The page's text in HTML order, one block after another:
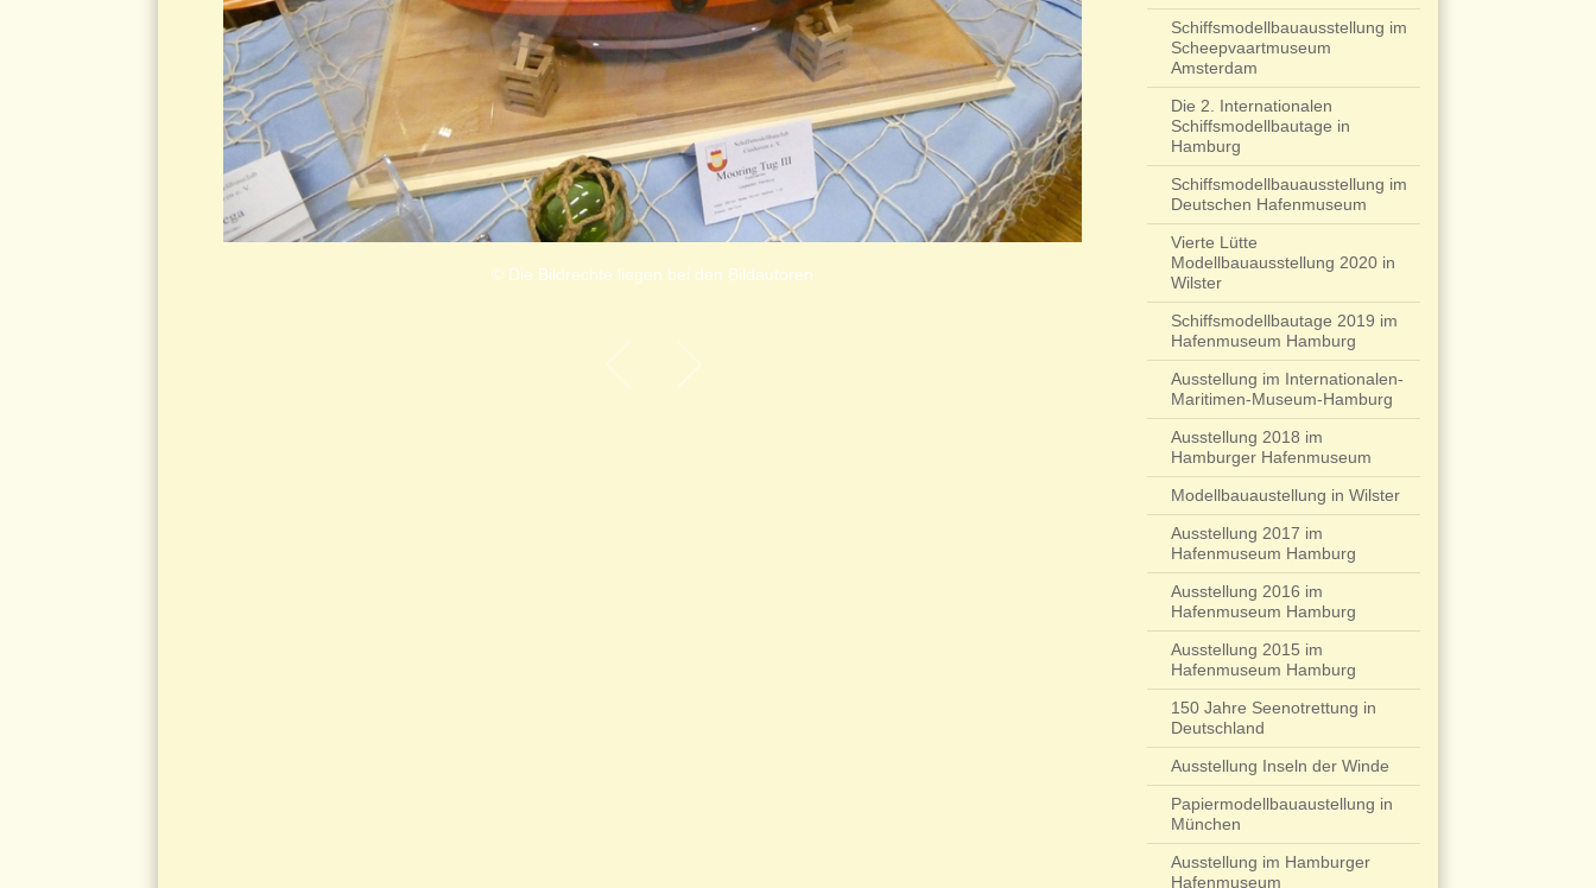
© Die Bildrechte liegen bei den Bildautoren
Schiffsmodellbauausstellung im
Scheepvaartmuseum
Amsterdam
Die 2. Internationalen
Schiffsmodellbautage in
Hamburg
Schiffsmodellbauausstellung im
Deutschen Hafenmuseum
Vierte Lütte
Modellbauausstellung 2020 in
Wilster
Schiffsmodellbautage 2019 im
Hafenmuseum Hamburg
Ausstellung im Internationalen-
Maritimen-Museum-Hamburg
Ausstellung 2018 im
Hamburger Hafenmuseum
Modellbauaustellung in Wilster
Ausstellung 2017 im
Hafenmuseum Hamburg
Ausstellung 2016 im
Hafenmuseum Hamburg
Ausstellung 2015 im
Hafenmuseum Hamburg
150 Jahre Seenotrettung in
Deutschland
Ausstellung Inseln der Winde
Papiermodellbauaustellung in
München
Ausstellung im Hamburger
Hafenmuseum